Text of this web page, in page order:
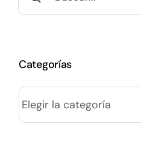
Categorías
Categorías